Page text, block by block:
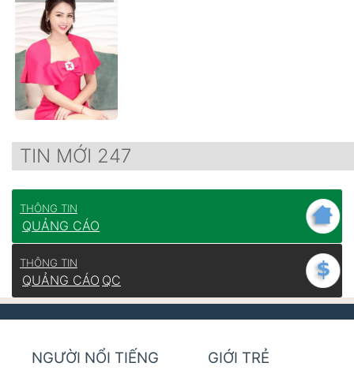
TIN MỚI 247
THÔNG TIN
QUẢNG CÁO
THÔNG TIN
QUẢNG CÁO QC
NGƯỜI NỔI TIẾNG GIỚI TRẺ